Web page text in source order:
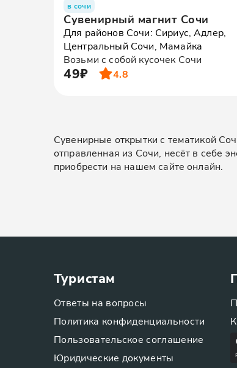
в сочи
Сувенирный магнит Сочи
Для районов Сочи: Сириус, Адлер,
Центральный Сочи, Мамайка
Возьми с собой кусочек Сочи
49₽ 4.8
Сувенирные открытки с тематикой
отправленная из Сочи, несёт в себе
приобрести на нашем сайте онлайн.
Туристам
Ответы на вопросы
Политика конфиденциальности
Пользовательское соглашение
Юридические документы